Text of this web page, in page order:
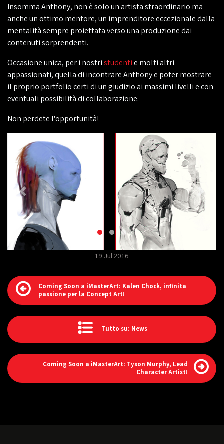
Insomma Anthony, non è solo un artista straordinario ma
anche un ottimo mentore, un imprenditore eccezionale dalla
mentalità sempre proiettata verso una produzione dai
contenuti sorprendenti.
Occasione unica, per i nostristudentie molti altri
appassionati, quella di incontrare Anthony e poter mostrare
il proprio portfolio certi di un giudizio ai massimi livelli e con
eventuali possibilità di collaborazione.
Non perdete l'opportunità!
19 Jul 2016
Coming Soon a iMasterArt: Kalen Chock, infinita
passione per la Concept Art!
Tutto su: News
Coming Soon a iMasterArt: Tyson Murphy, Lead
Character Artist!